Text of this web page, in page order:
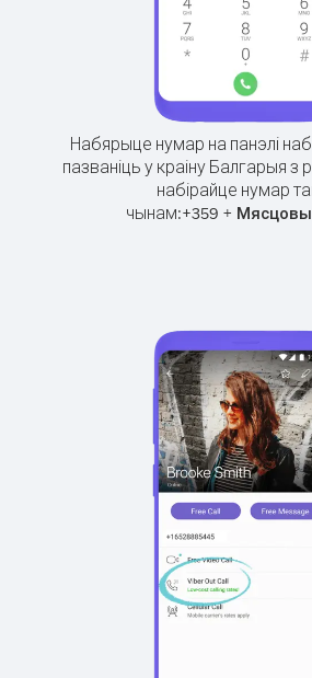
Набярыце нумар на панэлі
пазваніць у краіну Балгарыя з
набірайце нумар
чынам:+359 +